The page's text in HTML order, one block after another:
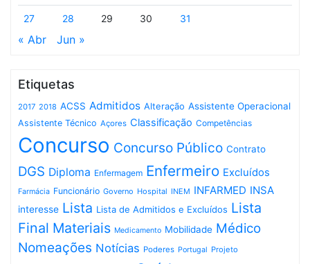
27 28 29 30 31
« Abr Jun »
Etiquetas
2017 2018 ACSS Admitidos Alteração Assistente Operacional
Assistente Técnico Açores Classificação Competências
Concurso Concurso Público Contrato
DGS Diploma Enfermagem Enfermeiro Excluídos
Farmácia Funcionário Governo Hospital INEM INFARMED INSA
interesse Lista Lista de Admitidos e Excluídos Lista
Final Materiais Medicamento Mobilidade Médico
Nomeações Notícias Poderes Portugal Projeto